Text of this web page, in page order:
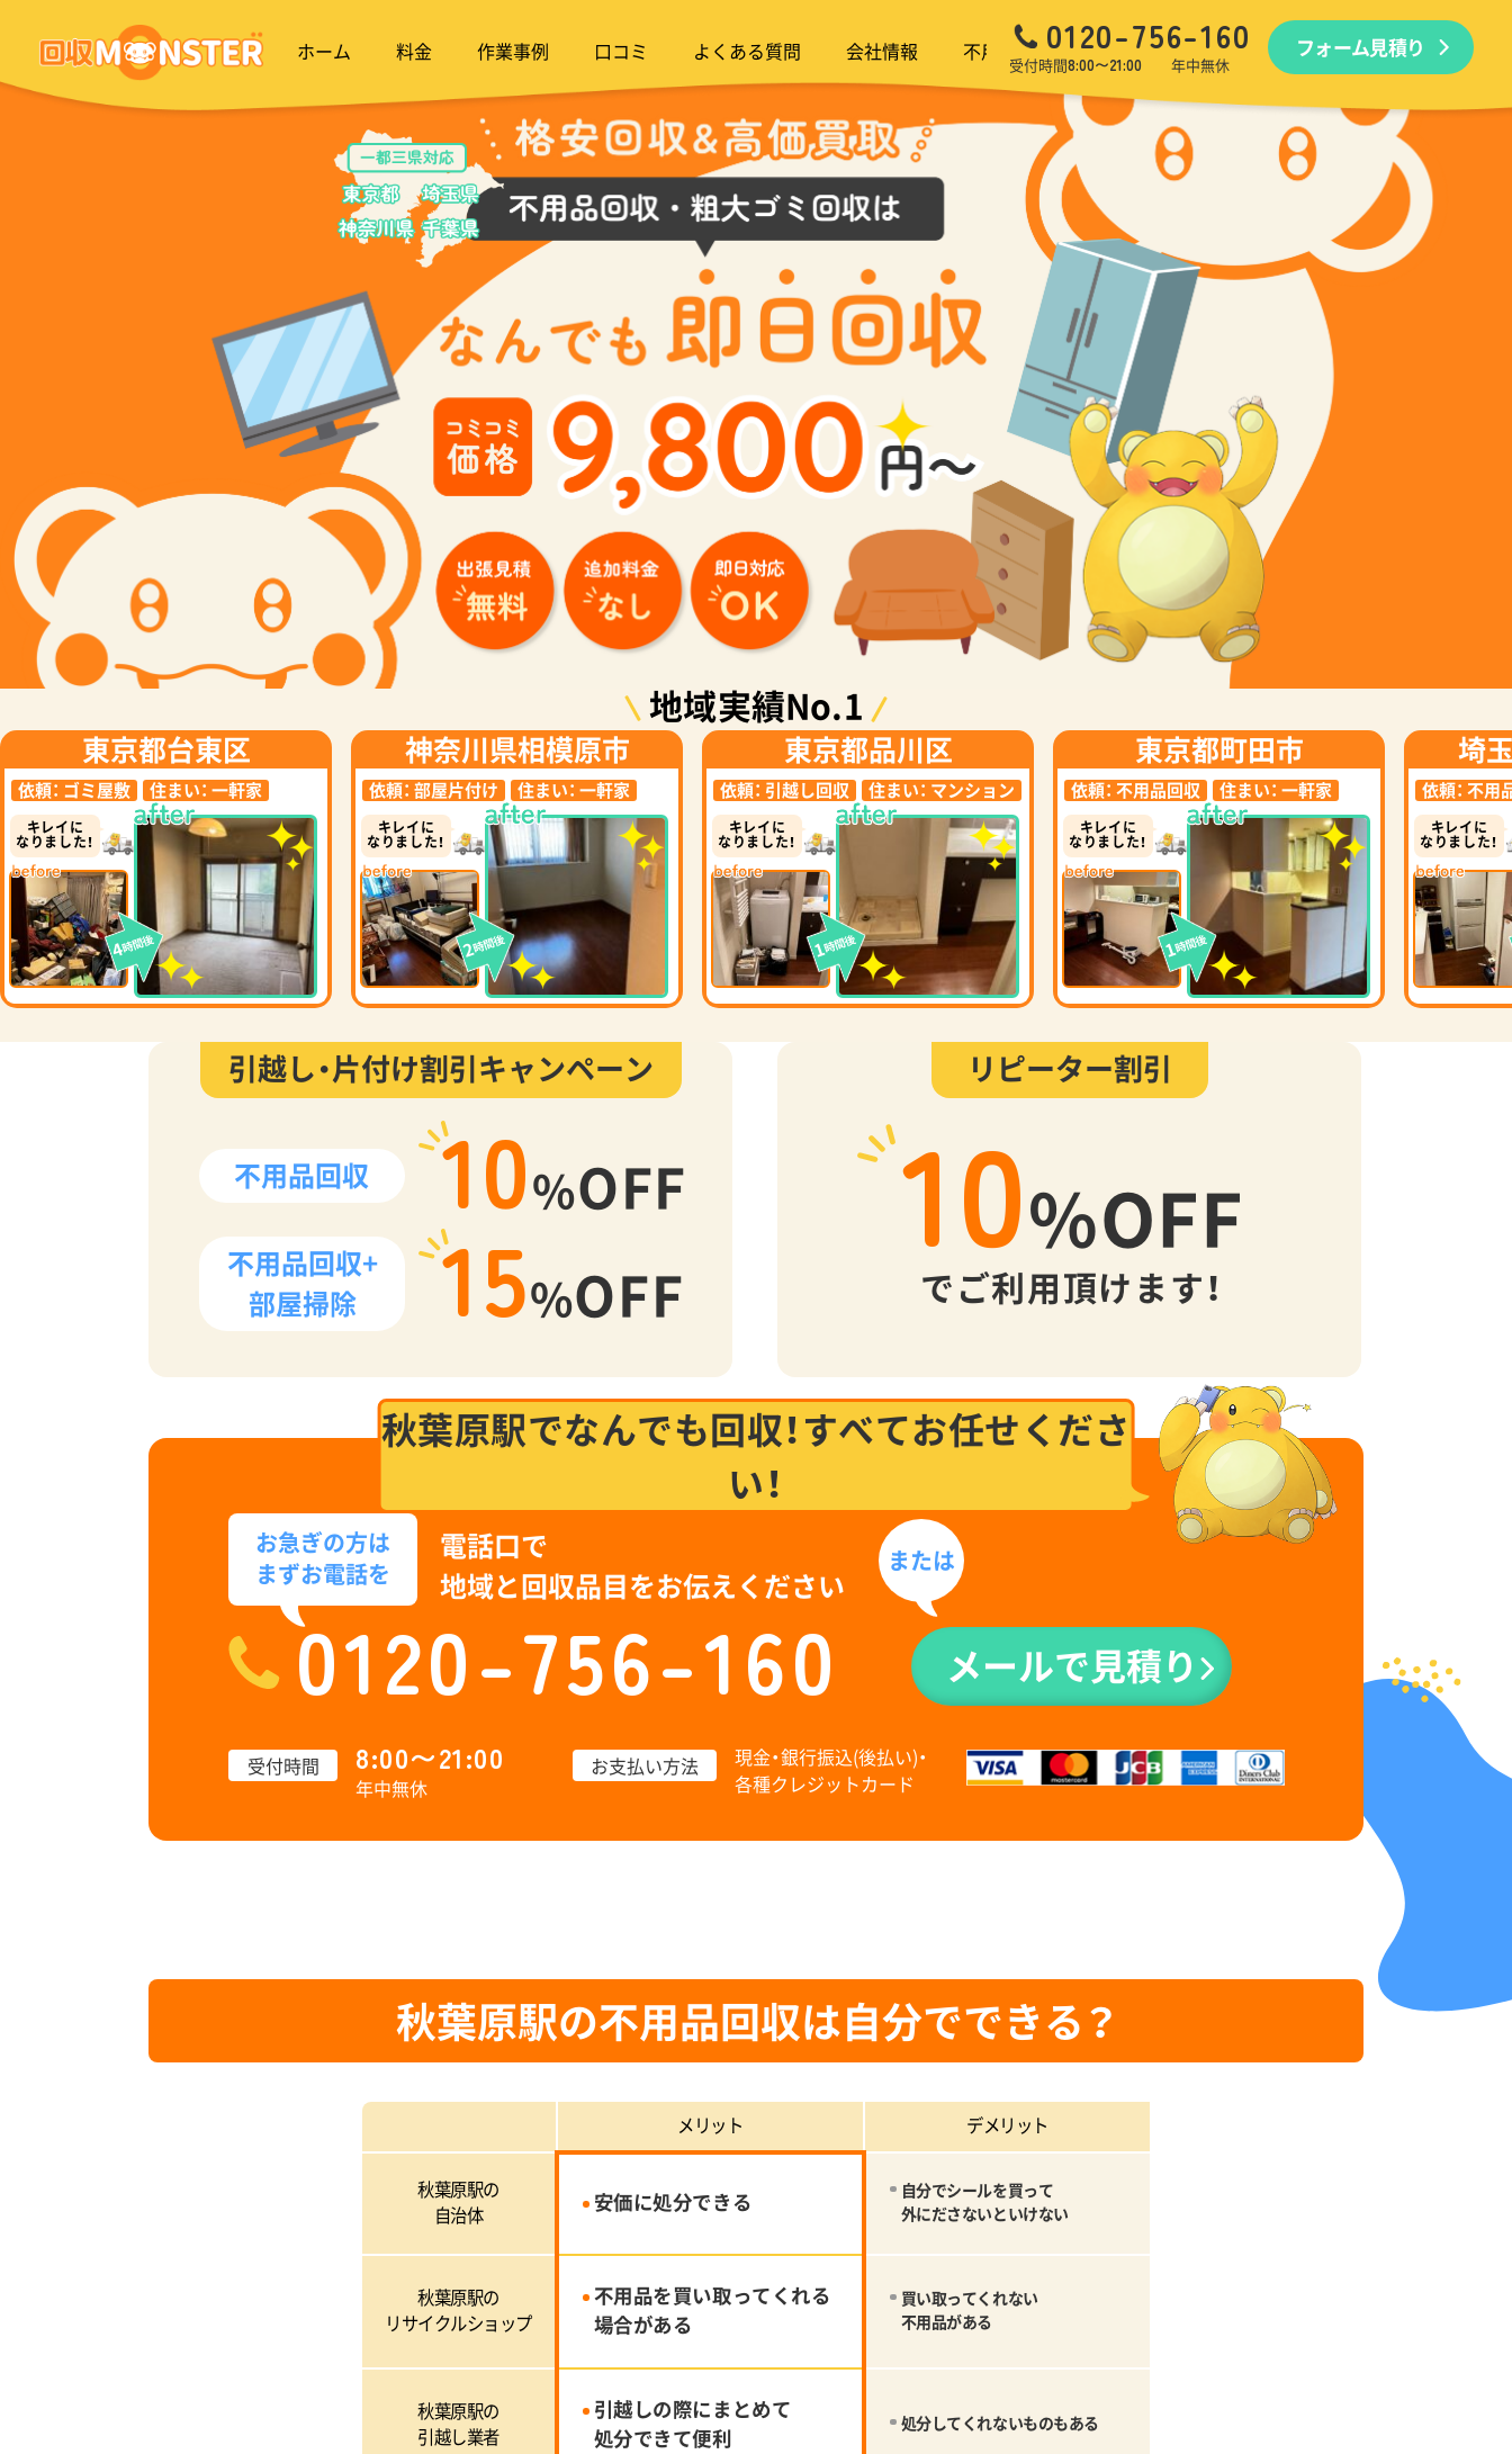
ホーム 料金 作業事例 口コミ よくある質問 会社情報 不用品回収 生前・遺品整理 引越しゴミ回収 ゴミ屋敷
0120-756-160
受付時間8:00〜21:00 年中無休
フォーム見積り
地域実績No.1
東京都台東区
依頼： ゴミ屋敷 住まい： 一軒家
キレイに
なりました！
4時間後
神奈川県相模原市
依頼： 部屋片付け 住まい： 一軒家
キレイに
なりました！
2時間後
東京都品川区
依頼： 引越し回収 住まい： マンション
キレイに
なりました！
1時間後
東京都町田市
依頼： 不用品回収 住まい： 一軒家
キレイに
なりました！
1時間後
埼
依頼： 不用
キレイに
なりました！
引越し・片付け割引キャンペーン
不用品回収 10%OFF
不用品回収+
部屋掃除
15%OFF
リピーター割引
10%OFF
でご利用頂けます！
秋葉原駅でなんでも回収！すべてお任せくださ
い！
お急ぎの方は
まずお電話を
電話口で
地域と回収品目をお伝えください
0120-756-160
または
メールで見積り
受付時間 8:00〜21:00
年中無休
お支払い方法
現金・銀行振込(後払い)・
各種クレジットカード
秋葉原駅の不用品回収は自分でできる？
メリット デメリット
秋葉原駅の
自治体
安価に処分できる
自分でシールを買って
外にださないといけない
秋葉原駅の
リサイクルショップ
不用品を買い取ってくれる
場合がある
買い取ってくれない
不用品がある
秋葉原駅の
引越し業者
引越しの際にまとめて
処分できて便利
処分してくれないものもある